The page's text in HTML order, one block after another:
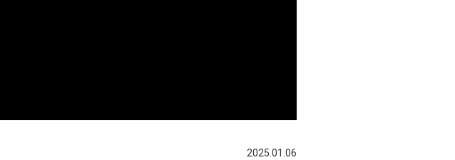
2025.01.06